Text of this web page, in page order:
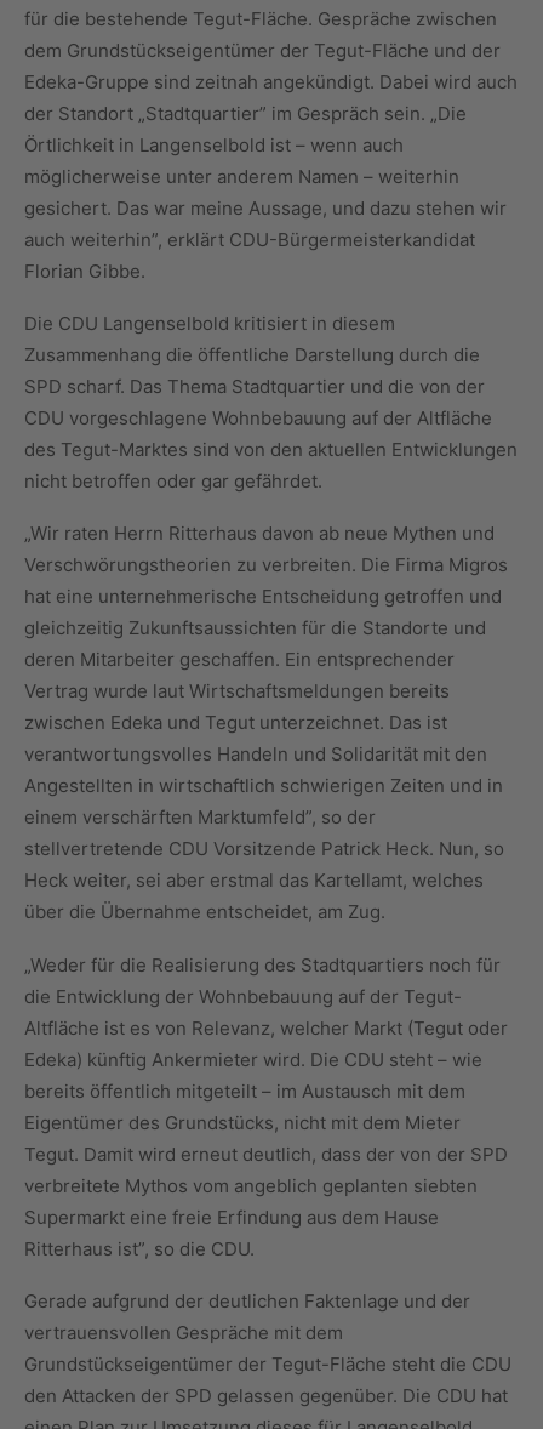
für die bestehende Tegut-Fläche. Gespräche zwischen
dem Grundstückseigentümer der Tegut-Fläche und der
Edeka-Gruppe sind zeitnah angekündigt. Dabei wird auch
der Standort „Stadtquartier” im Gespräch sein. „Die
Örtlichkeit in Langenselbold ist – wenn auch
möglicherweise unter anderem Namen – weiterhin
gesichert. Das war meine Aussage, und dazu stehen wir
auch weiterhin”, erklärt CDU-Bürgermeisterkandidat
Florian Gibbe.
Die CDU Langenselbold kritisiert in diesem
Zusammenhang die öffentliche Darstellung durch die
SPD scharf. Das Thema Stadtquartier und die von der
CDU vorgeschlagene Wohnbebauung auf der Altfläche
des Tegut-Marktes sind von den aktuellen Entwicklungen
nicht betroffen oder gar gefährdet.
„Wir raten Herrn Ritterhaus davon ab neue Mythen und
Verschwörungstheorien zu verbreiten. Die Firma Migros
hat eine unternehmerische Entscheidung getroffen und
gleichzeitig Zukunftsaussichten für die Standorte und
deren Mitarbeiter geschaffen. Ein entsprechender
Vertrag wurde laut Wirtschaftsmeldungen bereits
zwischen Edeka und Tegut unterzeichnet. Das ist
verantwortungsvolles Handeln und Solidarität mit den
Angestellten in wirtschaftlich schwierigen Zeiten und in
einem verschärften Marktumfeld”, so der
stellvertretende CDU Vorsitzende Patrick Heck. Nun, so
Heck weiter, sei aber erstmal das Kartellamt, welches
über die Übernahme entscheidet, am Zug.
„Weder für die Realisierung des Stadtquartiers noch für
die Entwicklung der Wohnbebauung auf der Tegut-
Altfläche ist es von Relevanz, welcher Markt (Tegut oder
Edeka) künftig Ankermieter wird. Die CDU steht – wie
bereits öffentlich mitgeteilt – im Austausch mit dem
Eigentümer des Grundstücks, nicht mit dem Mieter
Tegut. Damit wird erneut deutlich, dass der von der SPD
verbreitete Mythos vom angeblich geplanten siebten
Supermarkt eine freie Erfindung aus dem Hause
Ritterhaus ist”, so die CDU.
Gerade aufgrund der deutlichen Faktenlage und der
vertrauensvollen Gespräche mit dem
Grundstückseigentümer der Tegut-Fläche steht die CDU
den Attacken der SPD gelassen gegenüber. Die CDU hat